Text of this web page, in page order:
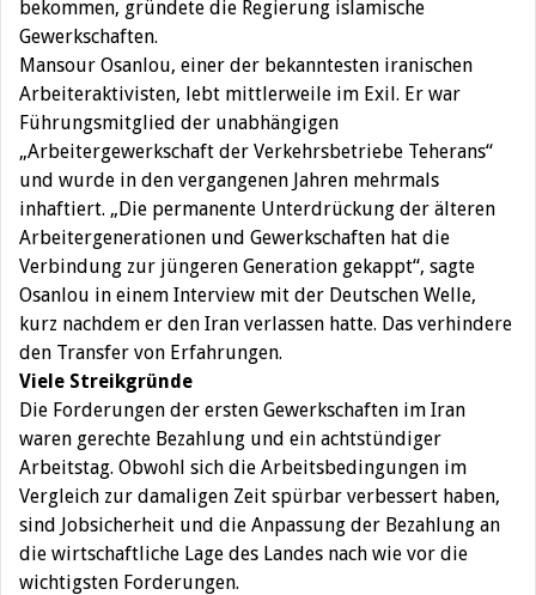
bekommen, gründete die Regierung islamische
Gewerkschaften.
Mansour Osanlou, einer der bekanntesten iranischen
Arbeiteraktivisten, lebt mittlerweile im Exil. Er war
Führungsmitglied der unabhängigen
„Arbeitergewerkschaft der Verkehrsbetriebe Teherans“
und wurde in den vergangenen Jahren mehrmals
inhaftiert. „Die permanente Unterdrückung der älteren
Arbeitergenerationen und Gewerkschaften hat die
Verbindung zur jüngeren Generation gekappt“, sagte
Osanlou in einem Interview mit der Deutschen Welle,
kurz nachdem er den Iran verlassen hatte. Das verhindere
den Transfer von Erfahrungen.
Viele Streikgründe
Die Forderungen der ersten Gewerkschaften im Iran
waren gerechte Bezahlung und ein achtstündiger
Arbeitstag. Obwohl sich die Arbeitsbedingungen im
Vergleich zur damaligen Zeit spürbar verbessert haben,
sind Jobsicherheit und die Anpassung der Bezahlung an
die wirtschaftliche Lage des Landes nach wie vor die
wichtigsten Forderungen.